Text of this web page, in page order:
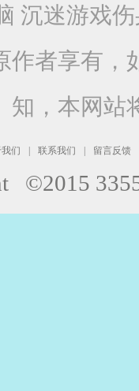
沉迷游戏
作者享有
知，本网站
们 联系我们 留言反馈
©2015